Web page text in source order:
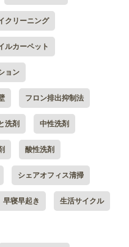
クリーニング
ルカーペット
ョン
フロン排出抑制法
洗剤 中性洗剤
酸性洗剤
シェアオフィス清掃
早寝早起き 生活サイクル